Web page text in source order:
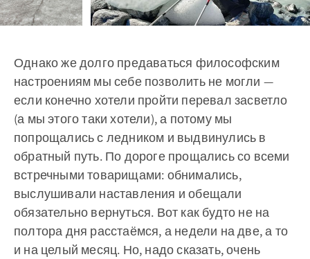
Однако же долго предаваться философским
настроениям мы себе позволить не могли —
если конечно хотели пройти перевал засветло
(а мы этого таки хотели), а потому мы
попрощались с ледником и выдвинулись в
обратный путь. По дороге прощались со всеми
встречными товарищами: обнимались,
выслушивали наставления и обещали
обязательно вернуться. Вот как будто не на
полтора дня расстаёмся, а недели на две, а то
и на целый месяц. Но, надо сказать, очень